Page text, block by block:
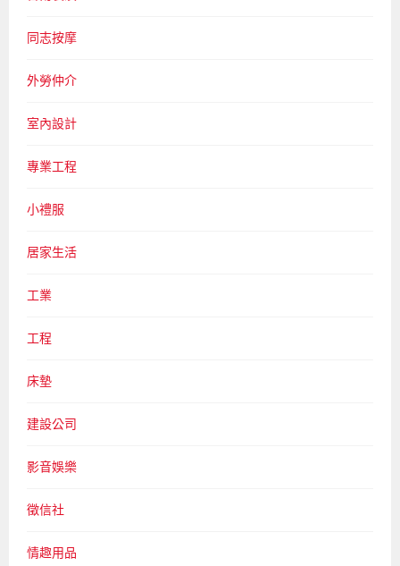
同志按摩
外勞仲介
室內設計
專業工程
小禮服
居家生活
工業
工程
床墊
建設公司
影音娛樂
徵信社
情趣用品